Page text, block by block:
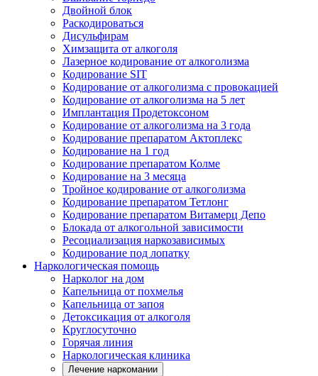
Двойной блок
Раскодироваться
Дисульфирам
Химзащита от алкоголя
Лазерное кодирование от алкоголизма
Кодирование SIT
Кодирование от алкоголизма с провокацией
Кодирование от алкоголизма на 5 лет
Имплантация Продетоксоном
Кодирование от алкоголизма на 3 года
Кодирование препаратом Актоплекс
Кодирование на 1 год
Кодирование препаратом Колме
Кодирование на 3 месяца
Тройное кодирование от алкоголизма
Кодирование препаратом Тетлонг
Кодирование препаратом Витамерц Депо
Блокада от алкогольной зависимости
Ресоциализация наркозависимых
Кодирование под лопатку
Наркологическая помощь
Нарколог на дом
Капельница от похмелья
Капельница от запоя
Детоксикация от алкоголя
Круглосуточно
Горячая линия
Наркологическая клиника
Лечение наркомании